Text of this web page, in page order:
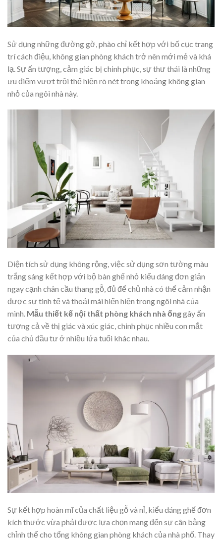
Sử dụng những đường gờ, phào chỉ kết hợp với bố cục trang
trí cách điệu, không gian phòng khách trở nên mới mẻ và khá
lạ. Sự ấn tượng, cảm giác bị chinh phục, sự thư thái là những
ưu điểm vượt trội thể hiện rõ nét trong khoảng không gian
nhỏ của ngôi nhà này.
Diện tích sử dụng không rộng, việc sử dụng sơn tường màu
trắng sáng kết hợp với bộ bàn ghế nhỏ kiểu dáng đơn giản
ngay cạnh chân cầu thang gỗ, đủ để chủ nhà có thể cảm nhận
được sự tinh tế và thoải mái hiển hiện trong ngôi nhà của
mình. Mẫu thiết kế nội thất phòng khách nhà ốnggây ấn
tượng cả về thị giác và xúc giác, chinh phục nhiều con mắt
của chủ đầu tư ở nhiều lứa tuổi khác nhau.
Sự kết hợp hoàn mĩ của chất liệu gỗ và nỉ, kiểu dáng ghế đơn
kích thước vừa phải được lựa chọn mang đến sự cân bằng
chỉnh thể cho tổng không gian phòng khách của nhà phố. Thay